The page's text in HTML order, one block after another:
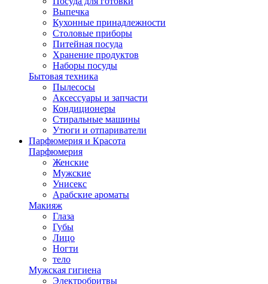
Выпечка
Кухонные принадлежности
Столовые приборы
Питейная посуда
Хранение продуктов
Наборы посуды
Бытовая техника
Пылесосы
Аксессуары и запчасти
Кондиционеры
Стиральные машины
Утюги и отпариватели
Парфюмерия и Красота
Парфюмерия
Женские
Мужские
Унисекс
Арабские ароматы
Макияж
Глаза
Губы
Лицо
Ногти
тело
Мужская гигиена
Электробритвы